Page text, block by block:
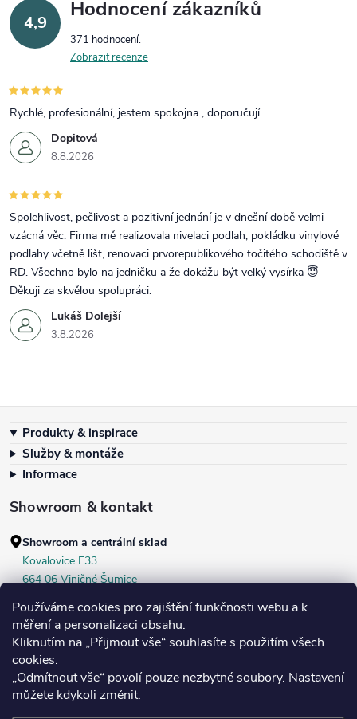
Používáme cookies pro zajištění funkčnosti webu a k
měření a personalizaci obsahu.
Kliknutím na „Přijmout vše“ souhlasíte s použitím všech
cookies.
„Odmítnout vše“ povolí pouze nezbytné soubory. Nastavení
můžete kdykoli změnit.
4,9
Hodnocení zákazníků
371 hodnocení
Zobrazit recenze
Dopitová
8.8.2026
Rychlé, profesionální, jestem spokojna , doporučují.
Lukáš Dolejší
3.8.2026
Spolehlivost, pečlivost a pozitivní jednání je v dnešní době velmi
vzácná věc. Firma mě realizovala nivelaci podlah, pokládku vinylové
podlahy včetně lišt, renovaci prvorepublikového točitého schodiště v
RD. Všechno bylo na jedničku a že dokážu být velký vysírka 😇
Děkuji za skvělou spolupráci.
Produkty & inspirace
Služby & montáže
Informace
Showroom & kontakt
Showroom a centrální sklad
Kovalovice E33
664 06 Viničné Šumice
+420 604 536 499
Po–Pá:7:30–16:00
Středa:
Sobota:8:00–10:00